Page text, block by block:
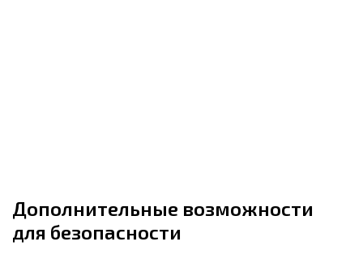
Дополнительные возможности
для безопасности